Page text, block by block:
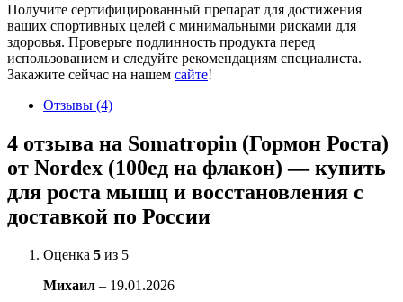
Получите сертифицированный препарат для достижения
ваших спортивных целей с минимальными рисками для
здоровья. Проверьте подлинность продукта перед
использованием и следуйте рекомендациям специалиста.
Закажите сейчас на нашем сайте!
Отзывы (4)
4 отзыва на Somatropin (Гормон Роста)
от Nordex (100ед на флакон) — купить
для роста мышц и восстановления с
доставкой по России
Оценка 5 из 5
Михаил – 19.01.2026